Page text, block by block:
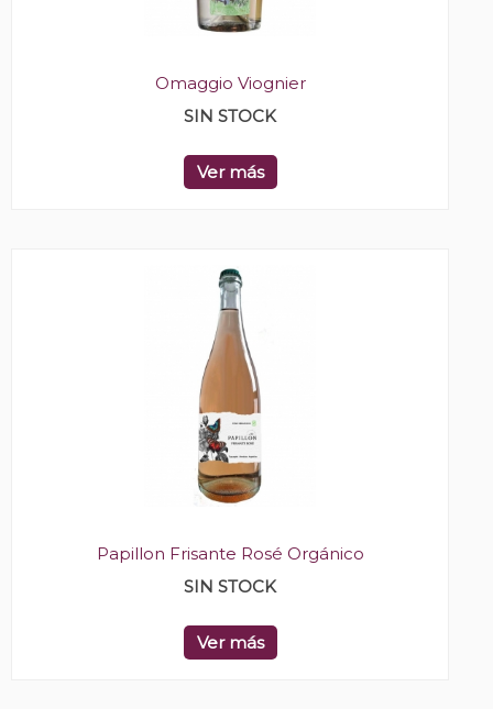
Omaggio Viognier
SIN STOCK
Ver más
Papillon Frisante Rosé Orgánico
SIN STOCK
Ver más